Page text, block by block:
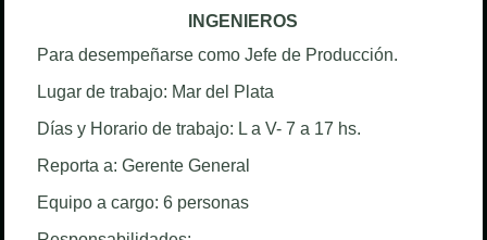
INGENIEROS
Para desempeñarse como Jefe de Producción.
Lugar de trabajo: Mar del Plata
Días y Horario de trabajo: L a V- 7 a 17 hs.
Reporta a: Gerente General
Equipo a cargo: 6 personas